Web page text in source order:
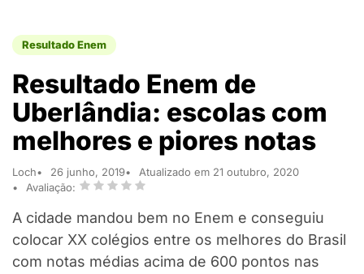
Resultado Enem
Resultado Enem de
Uberlândia: escolas com
melhores e piores notas
Loch 26 junho, 2019
Atualizado em 21 outubro, 2020
Avaliação:
A cidade mandou bem no Enem e conseguiu
colocar XX colégios entre os melhores do Brasil
com notas médias acima de 600 pontos nas